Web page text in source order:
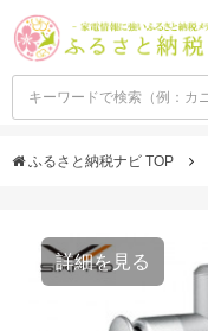
ふるさと納税ナビ TOP
詳細を見る